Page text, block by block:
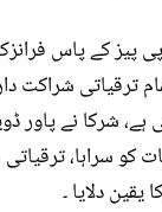
پی پیز کے پاس
ترقیاتی شراکت
ہے، شرکا نے
کو سراہا،
دلایا ۔